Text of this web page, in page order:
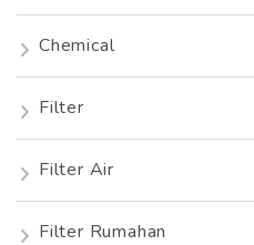
Chemical
Filter
Filter Air
Filter Rumahan